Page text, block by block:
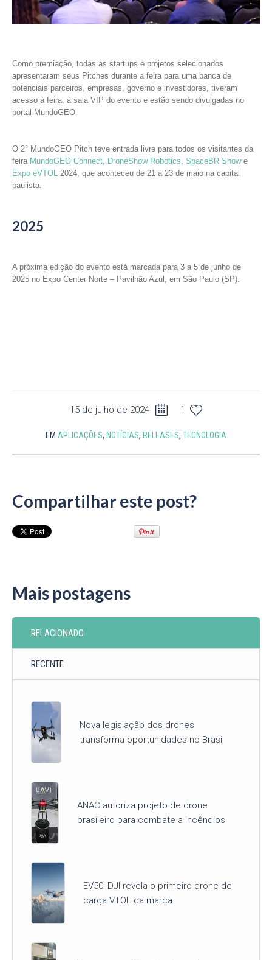
Como premiação, todas as startups e projetos selecionados
apresentaram seus Pitches durante a feira para uma banca de
potenciais parceiros, empresas, governo e investidores, tiveram
acesso à feira, à sala VIP do evento e estão sendo divulgadas no
portal MundoGEO.
O 2° MundoGEO Pitch teve entrada livre para todos os visitantes da
feira MundoGEO Connect, DroneShow Robotics, SpaceBR Showe
Expo eVTOL 2024, que aconteceu de 21 a 23 de maio na capital
paulista.
2025
A próxima edição do evento está marcada para 3 a 5 de junho de
2025 no Expo Center Norte – Pavilhão Azul, em São Paulo (SP).
15 de julho de 2024 1
EM APLICAÇÕES, NOTÍCIAS, RELEASES, TECNOLOGIA
Compartilhar este post?
Mais postagens
RELACIONADO
RECENTE
Nova legislação dos drones
transforma oportunidades no Brasil
ANAC autoriza projeto de drone
brasileiro para combate a incêndios
EV50: DJI revela o primeiro drone de
carga VTOL da marca